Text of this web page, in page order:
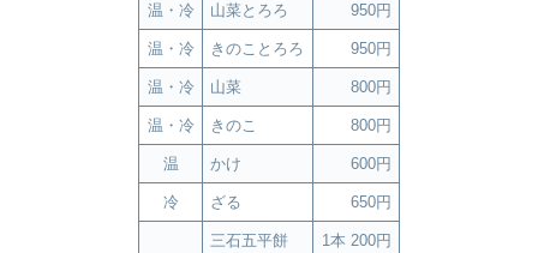
温・冷 山菜とろろ 950円
温・冷 きのことろろ 950円
温・冷 山菜 800円
温・冷 きのこ 800円
温 かけ 600円
冷 ざる 650円
三石五平餅 1本 200円